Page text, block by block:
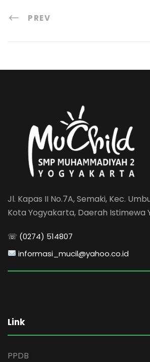
PREV
Jl. Kapas II No.7A, Semaki, Kec.
Kota Yogyakarta, Daerah Istimewa
☏ (0274) 514807
informasi_mucil@yahoo.co.id
Link
PPDB